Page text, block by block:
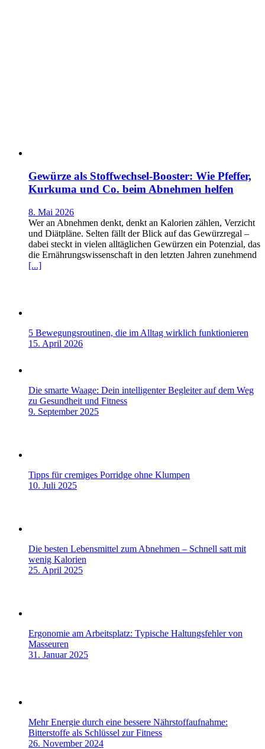
Gewürze als Stoffwechsel-Booster: Wie Pfeffer,
Kurkuma und Co. beim Abnehmen helfen
8. Mai 2026
Wer an Abnehmen denkt, denkt an Kalorien zählen, Verzicht
und Diätpläne. Selten fällt der Blick auf das Gewürzregal –
dabei steckt in vielen alltäglichen Gewürzen ein Potenzial, das
die Ernährungswissenschaft in den letzten Jahren zunehmend
[...]
5 Bewegungsroutinen, die im Alltag wirklich funktionieren
15. April 2026
Die smarte Waage: Dein intelligenter Begleiter auf dem Weg
zu Gesundheit und Fitness
9. September 2025
Tipps für cremiges Porridge ohne Klumpen
10. Juli 2025
Die besten Lebensmittel zum Abnehmen – Schnell satt mit
wenig Kalorien
25. April 2025
Ergonomie am Arbeitsplatz: Typische Haltungsfehler von
Masseuren
31. Januar 2025
Mehr Energie durch eine bessere Nährstoffaufnahme:
Bitterstoffe als Schlüssel zur Fitness
26. November 2024